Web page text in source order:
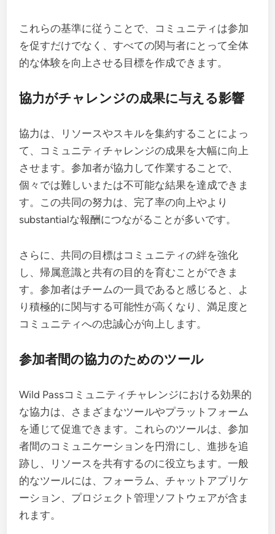
これらの基準に従うことで、コミュニティは参加
を促すだけでなく、すべての関与者にとって全体
的な体験を向上させる目標を作成できます。
協力がチャレンジの成果に与える影響
協力は、リソースやスキルを集約することによっ
て、コミュニティチャレンジの成果を大幅に向上
させます。参加者が協力して作業することで、
個々では難しいまたは不可能な結果を達成できま
す。この共同の努力は、完了率の向上やより
substantialな報酬につながることが多いです。
さらに、共同の目標はコミュニティの絆を強化
し、帰属意識と共有の目的を育むことができま
す。参加者はチームの一員であると感じると、よ
り積極的に関与する可能性が高くなり、満足度と
コミュニティへの忠誠心が向上します。
参加者間の協力のためのツール
Wild Passコミュニティチャレンジにおける効果的
な協力は、さまざまなツールやプラットフォーム
を通じて促進できます。これらのツールは、参加
者間のコミュニケーションを円滑にし、進捗を追
跡し、リソースを共有するのに役立ちます。一般
的なツールには、フォーラム、チャットアプリケ
ーション、プロジェクト管理ソフトウェアが含ま
れます。